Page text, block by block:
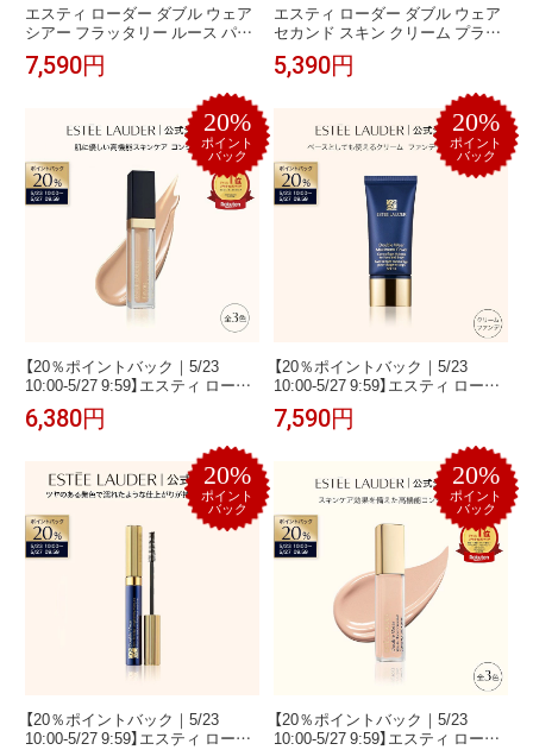
エスティ ローダー ダブル ウェア
シアー フラッタリー ルース パウ
ダー ESTEE LAUDER | フェース
パウダー フェイスパウダー ツヤ
7,590円
エスティ ローダー ダブル ウェア
セカンド スキン クリーム プライ
マー ESTEE LAUDER | 化粧下地
毛穴カバー UV ベースメイク 日焼
5,390円
20%
ポイント
バック
【20％ポイントバック｜5/23
10:00-5/27 9:59】エスティ ローダ
ー フューチャリスト ソフト タッ
チ ブライトニング スキンシーラ
ー ESTEE LAUDER | スキンケア
コンシーラー カバー力 アイケア
6,380円
20%
ポイント
バック
【20％ポイントバック｜5/23
10:00-5/27 9:59】エスティ ローダ
ー ダブル ウェア マキシマム カバ
ー メークアップ SPF 15 ESTEE
LAUDER | ダブルウェア ファンデ
7,590円
20%
ポイント
バック
【20％ポイントバック｜5/23
10:00-5/27 9:59】エスティ ローダ
20%
ポイント
バック
【20％ポイントバック｜5/23
10:00-5/27 9:59】エスティ ローダ